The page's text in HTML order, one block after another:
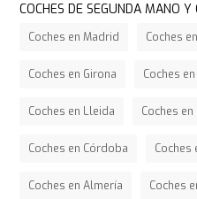
COCHES DE SEGUNDA MANO
Coches en Madrid Coches
Coches en Girona Coches
Coches en Lleida Coches
Coches en Córdoba Coches
Coches en Almería Coches